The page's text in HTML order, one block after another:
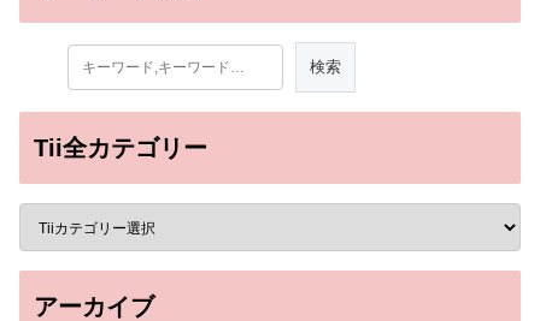
Tii全カテゴリー
アーカイブ